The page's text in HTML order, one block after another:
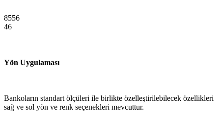
8556
46
Yön Uygulaması
Bankoların standart ölçüleri ile birlikte özelleştirilebilecek özellikleri
sağ ve sol yön ve renk seçenekleri mevcuttur.